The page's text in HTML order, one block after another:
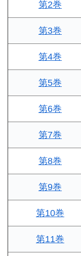
第2巻
第3巻
第4巻
第5巻
第6巻
第7巻
第8巻
第9巻
第10巻
第11巻